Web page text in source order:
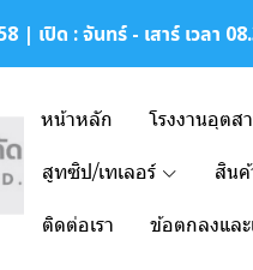
| เปิด : จันทร์ - เสาร์ เวลา
หน้าหลัก โรงงานอุตส
สูทซิป/เทเลอร์ สินค้
ติดต่อเรา ข้อตกลงและ